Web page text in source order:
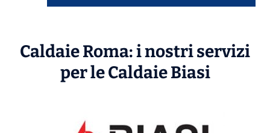
Caldaie Roma: i nostri servizi
per le CaldaieBiasi